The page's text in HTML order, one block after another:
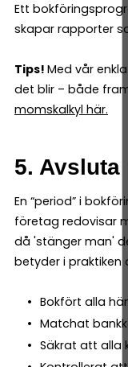
Ett
skapar rapporter
Tips! Med vår
det blir – både
momskalkyl här.
5. Avsluta
En “period” i
företag redovisar
då 'stänger man'
betyder i praktiken
Bokfört alla
Matchat
Säkrat att alla